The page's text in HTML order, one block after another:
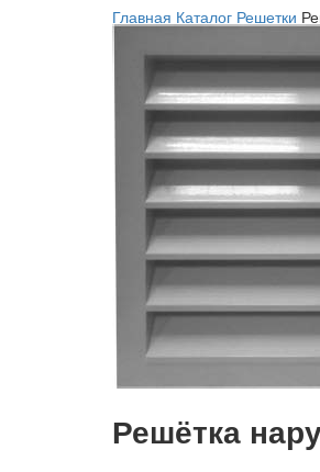
Главная Каталог Решетки
Решётка